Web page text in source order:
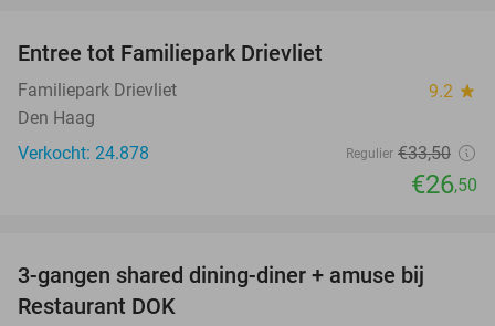
Entree tot Familiepark Drievliet
Familiepark Drievliet 9.2 star
Den Haag
Verkocht: 24.878
Regulier €33,50
€26,50
3-gangen shared dining-diner + amuse bij
Restaurant DOK